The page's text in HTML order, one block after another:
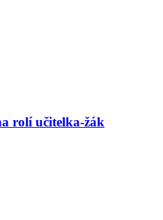
rolí učitelka-žák